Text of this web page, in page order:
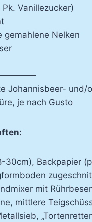
Vanillezucker)
gemahlene Nelken
Johannisbeer- und/
je nach Gusto
​30cm), Back­pa­pier
mit
mitt­le­re